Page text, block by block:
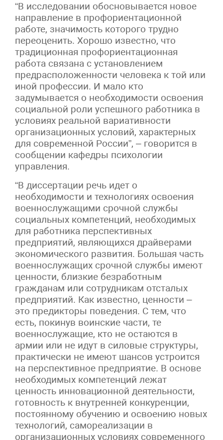
“В исследовании обосновывается новое
направление в профориентационной
работе, значимость которого трудно
переоценить. Хорошо известно, что
традиционная профориентационная
работа связана с установлением
предрасположенности человека к той или
иной профессии. И мало кто
задумывается о необходимости освоения
социальной роли успешного работника в
условиях реальной вариативности
организационных условий, характерных
для современной России”, – говорится в
сообщении кафедры психологии
управления.
“В диссертации речь идет о
необходимости и технологиях освоения
военнослужащими срочной службы
социальных компетенций, необходимых
для работника перспективных
предприятий, являющихся драйверами
экономического развития. Большая часть
военнослужащих срочной службы имеют
ценности, близкие безработным
гражданам или сотрудникам отсталых
предприятий. Как известно, ценности –
это предикторы поведения. С тем, что
есть, покинув воинские части, те
военнослужащие, кто не остаются в
армии или не идут в силовые структуры,
практически не имеют шансов устроится
на перспективное предприятие. В основе
необходимых компетенций лежат
ценность инновационной деятельности,
готовность к внутренней конкуренции,
постоянному обучению и освоению новых
технологий, самореализации в
организационных условиях современного